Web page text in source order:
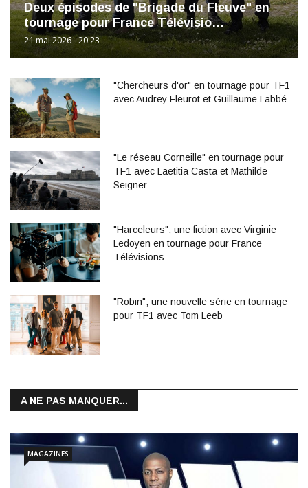
Deux épisodes de "Brigade du Fleuve" en
tournage pour France Télévisio…
21 mai 2026 - 20:23
"Chercheurs d'or" en tournage pour TF1
avec Audrey Fleurot et Guillaume Labbé
"Le réseau Corneille" en tournage pour
TF1 avec Laetitia Casta et Mathilde
Seigner
"Harceleurs", une fiction avec Virginie
Ledoyen en tournage pour France
Télévisions
"Robin", une nouvelle série en tournage
pour TF1 avec Tom Leeb
A NE PAS MANQUER...
MAGAZINES